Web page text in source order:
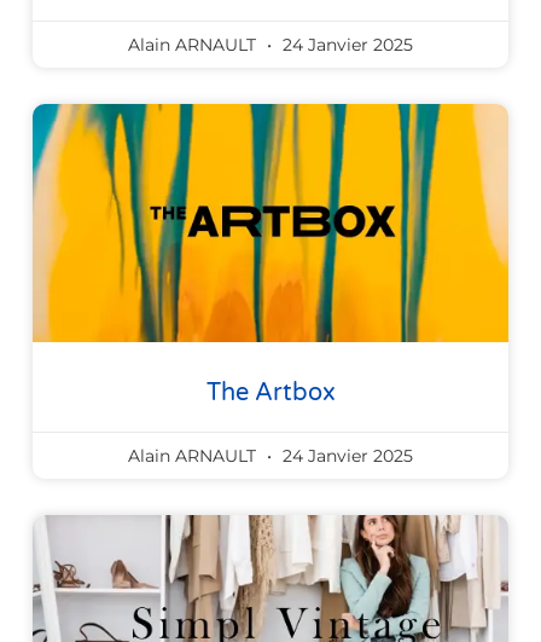
Alain ARNAULT 24 Janvier 2025
The Artbox
Alain ARNAULT 24 Janvier 2025